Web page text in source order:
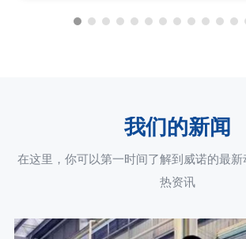
我们的新闻
在这里，你可以第一时间了解到威诺的最
热资讯